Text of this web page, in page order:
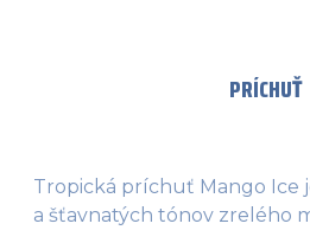
PRÍCHUŤ
Tropická príchuť Mango Ice
a šťavnatých tónov zrelého